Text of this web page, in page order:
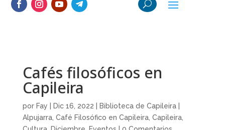
Cafés filosóficos en
Capileira
por Fay Dic 16, 2022
Biblioteca de Capileira |
Alpujarra, Café Filosófico en Capileira, Capileira,